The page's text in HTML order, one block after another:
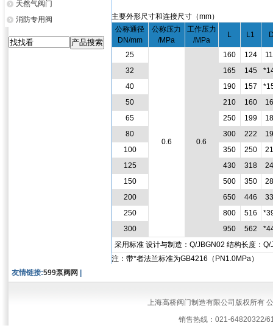
天然气阀门
消防专用阀
主要外形尺寸和连接尺寸（mm）
公称通径
DN/mm
公称压力
/MPa
工作压力
/MPa
L L1
25
0.6 0.6
160 124
32
165 145
40
190 157
50
210 160
65
250 199
80
300 222
100
350 250
125
430 318
150
500 350
200
650 446
250
800 516
300
950 562
采用标准 设计与制造：Q/JBGN02 结构长度：
注：带*者法兰标准为GB4216（PN1.0MPa）
友情链接:599泵阀网
上海高桥阀门制造有限公司版权所有
销售热线：021-64820322/